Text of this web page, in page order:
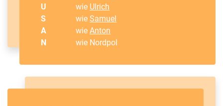
U
wie Ulrich
S
wieSamuel
A
wieAnton
N
wie Nordpol